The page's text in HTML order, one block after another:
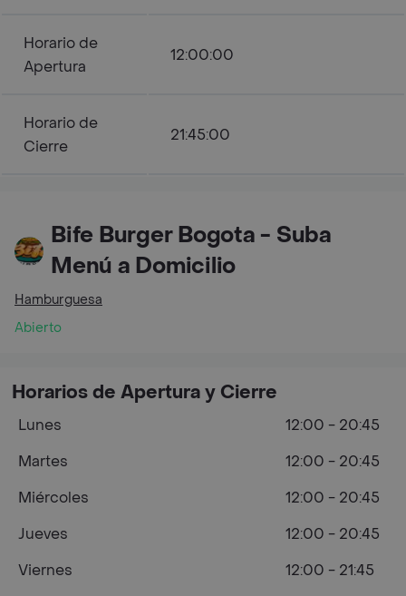
Horario de
Apertura
12:00:00
Horario de
Cierre
21:45:00
Bife Burger Bogota - Suba
Menú a Domicilio
Hamburguesa
Abierto
Horarios de Apertura y Cierre
Lunes
12:00 - 20:45
Martes
12:00 - 20:45
Miércoles
12:00 - 20:45
Jueves
12:00 - 20:45
Viernes
12:00 - 21:45